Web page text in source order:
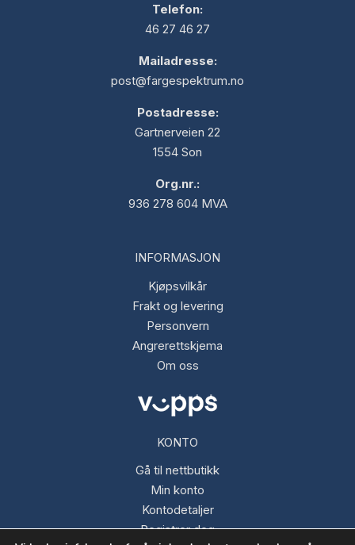
Telefon:
46 27 46 27
Mailadresse:
post@fargespektrum.no
Postadresse:
Gartnerveien 22
1554 Son
Org.nr.:
936 278 604 MVA
INFORMASJON
Kjøpsvilkår
Frakt og levering
Personvern
Angrerettskjema
Om oss
KONTO
Gå til nettbutikk
Min konto
Kontodetaljer
Registrer deg